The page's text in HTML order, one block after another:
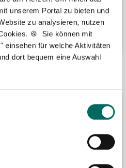
unserem Portal zu bieten und
zu analysieren, nutzen
🍪 Sie können mit
einsehen für welche Aktivitäten
dort bequem eine Auswahl